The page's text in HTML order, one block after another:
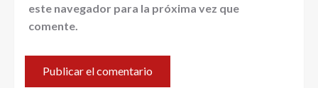
este navegador para la próxima vez que
comente.